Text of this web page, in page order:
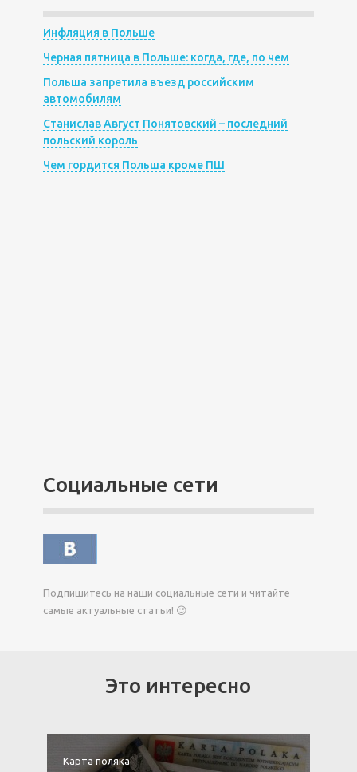
Инфляция в Польше
Черная пятница в Польше: когда, где, по чем
Польша запретила въезд российским
автомобилям
Станислав Август Понятовский – последний
польский король
Чем гордится Польша кроме ПШ
Социальные сети
Подпишитесь на наши социальные сети и читайте
самые актуальные статьи! 😉
Это интересно
Карта поляка